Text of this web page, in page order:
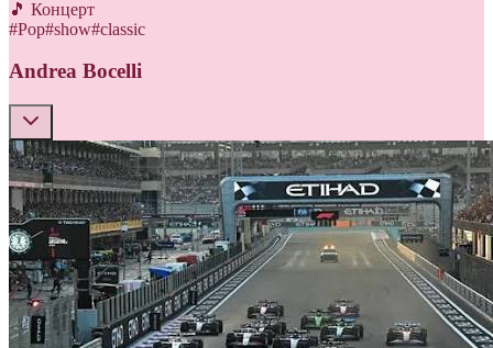
🎵 Концерт
#Pop#show#classic
Andrea Bocelli